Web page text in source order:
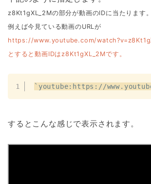
z8Kt1gXL_2Mの部分が動画のIDに当たります。
例えば今見ている動画のURLが
https://www.youtube.com/
とすると動画IDはz8Kt1gXL_2Mです。
`youtube:https://
するとこんな感じで表示されます。